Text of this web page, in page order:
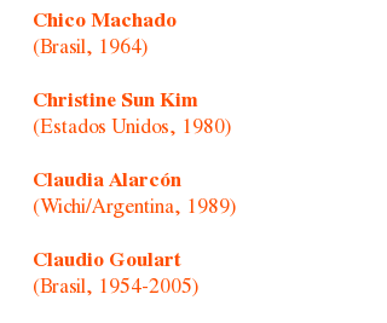
Chico Machado
(Brasil, 1964)
Christine Sun Kim
(Estados Unidos, 1980)
Claudia Alarcón
(Wichi/Argentina, 1989)
Claudio Goulart
(Brasil, 1954-2005)